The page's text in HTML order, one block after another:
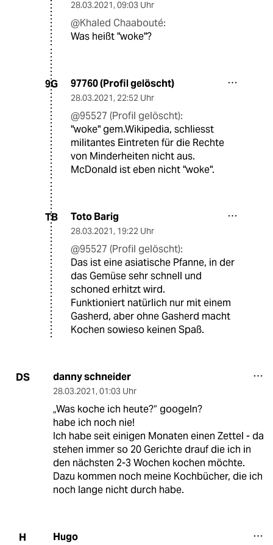
28.03.2021, 09:03 Uhr
@Khaled Chaabouté:
Was heißt "woke"?
9G 97760 (Profil gelöscht)
28.03.2021, 22:52 Uhr
@95527 (Profil gelöscht):
"woke" gem.Wikipedia, schliesst
militantes Eintreten für die Rechte
von Minderheiten nicht aus.
McDonald ist eben nicht "woke".
TB Toto Barig
28.03.2021, 19:22 Uhr
@95527 (Profil gelöscht):
Das ist eine asiatische Pfanne, in der
das Gemüse sehr schnell und
schoned erhitzt wird.
Funktioniert natürlich nur mit einem
Gasherd, aber ohne Gasherd macht
Kochen sowieso keinen Spaß.
DS danny schneider
28.03.2021, 01:03 Uhr
„Was koche ich heute?“ googeln?
habe ich noch nie!
Ich habe seit einigen Monaten einen Zettel - da
stehen immer so 20 Gerichte drauf die ich in
den nächsten 2-3 Wochen kochen möchte.
Dazu kommen noch meine Kochbücher, die ich
noch lange nicht durch habe.
H Hugo